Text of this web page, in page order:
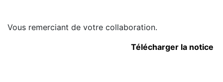
Vous remerciant de votre collaboration.
Télécharger la notice